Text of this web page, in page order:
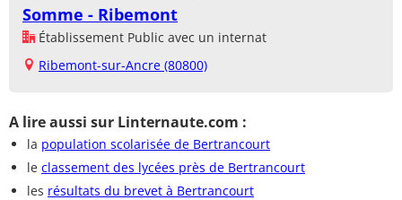
Somme - Ribemont
Établissement Public avec un internat
Ribemont-sur-Ancre (80800)
A lire aussi sur Linternaute.com :
la population scolarisée de Bertrancourt
le classement des lycées près de Bertrancourt
les résultats du brevet à Bertrancourt